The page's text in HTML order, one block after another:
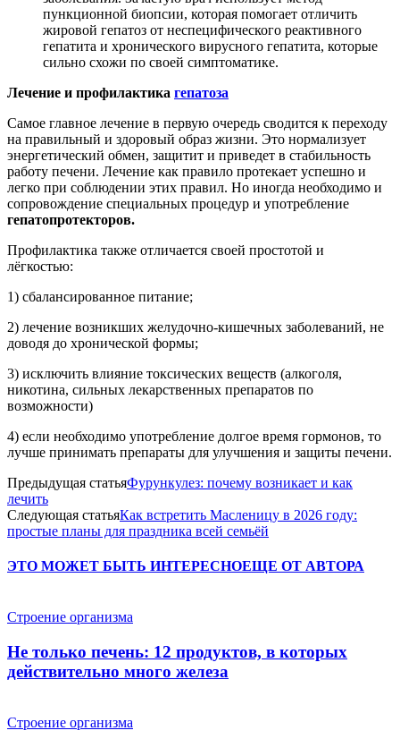
пункционной биопсии, которая помогает отличить
жировой гепатоз от неспецифического реактивного
гепатита и хронического вирусного гепатита, которые
сильно схожи по своей симптоматике.
Лечение и профилактика гепатоза
Самое главное лечение в первую очередь сводится к переходу
на правильный и здоровый образ жизни. Это нормализует
энергетический обмен, защитит и приведет в стабильность
работу печени. Лечение как правило протекает успешно и
легко при соблюдении этих правил. Но иногда необходимо и
сопровождение специальных процедур и употребление
гепатопротекторов.
Профилактика также отличается своей простотой и
лёгкостью:
1) сбалансированное питание;
2) лечение возникших желудочно-кишечных заболеваний, не
доводя до хронической формы;
3) исключить влияние токсических веществ (алкоголя,
никотина, сильных лекарственных препаратов по
возможности)
4) если необходимо употребление долгое время гормонов, то
лучше принимать препараты для улучшения и защиты печени.
Предыдущая статьяФурункулез: почему возникает и как
лечить
Следующая статьяКак встретить Масленицу в 2026 году:
простые планы для праздника всей семьёй
ЭТО МОЖЕТ БЫТЬ ИНТЕРЕСНОЕЩЕ ОТ АВТОРА
Строение организма
Не только печень: 12 продуктов, в которых
действительно много железа
Строение организма